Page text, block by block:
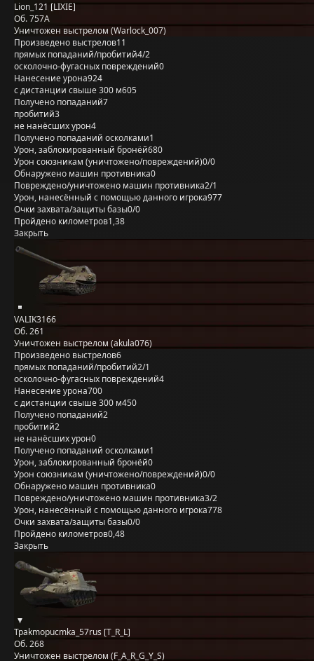
Lion_121 [LIXIE]
Об. 757А
Уничтожен выстрелом (Warlock_007)
Произведено выстрелов11
прямых попаданий/пробитий4/2
осколочно-фугасных повреждений0
Нанесение урона924
с дистанции свыше 300 м605
Получено попаданий7
пробитий3
не нанёсших урон4
Получено попаданий осколками1
Урон, заблокированный бронёй680
Урон союзникам (уничтожено/повреждений)0/0
Обнаружено машин противника0
Повреждено/уничтожено машин противника2/1
Урон, нанесённый с помощью данного игрока977
Очки захвата/защиты базы0/0
Пройдено километров1,38
Закрыть
VALIK3166
Об. 261
Уничтожен выстрелом (akula076)
Произведено выстрелов6
прямых попаданий/пробитий2/1
осколочно-фугасных повреждений4
Нанесение урона700
с дистанции свыше 300 м450
Получено попаданий2
пробитий2
не нанёсших урон0
Получено попаданий осколками1
Урон, заблокированный бронёй0
Урон союзникам (уничтожено/повреждений)0/0
Обнаружено машин противника0
Повреждено/уничтожено машин противника3/2
Урон, нанесённый с помощью данного игрока778
Очки захвата/защиты базы0/0
Пройдено километров0,48
Закрыть
Tpakmopucmka_57rus [T_R_L]
Об. 268
Уничтожен выстрелом (F_A_R_G_Y_S)